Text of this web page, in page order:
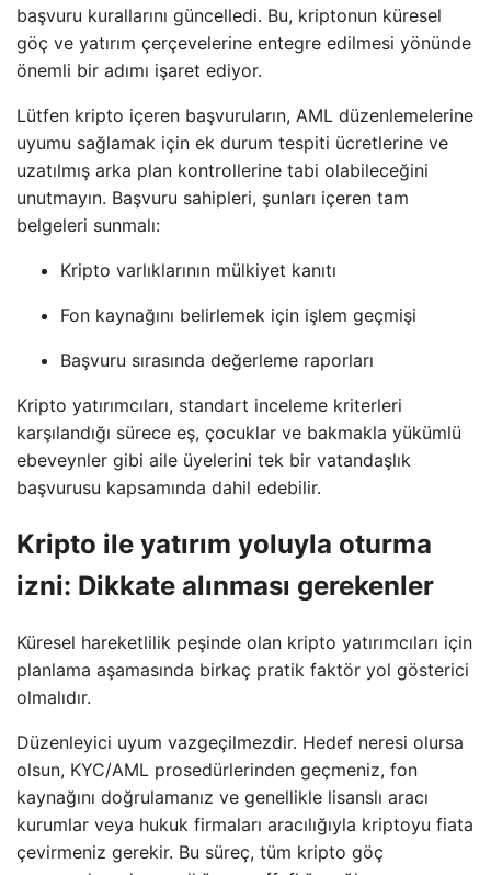
başvuru kurallarını güncelledi. Bu, kriptonun küresel
göç ve yatırım çerçevelerine entegre edilmesi yönünde
önemli bir adımı işaret ediyor.
Lütfen kripto içeren başvuruların, AML düzenlemelerine
uyumu sağlamak için ek durum tespiti ücretlerine ve
uzatılmış arka plan kontrollerine tabi olabileceğini
unutmayın. Başvuru sahipleri, şunları içeren tam
belgeleri sunmalı:
Kripto varlıklarının mülkiyet kanıtı
Fon kaynağını belirlemek için işlem geçmişi
Başvuru sırasında değerleme raporları
Kripto yatırımcıları, standart inceleme kriterleri
karşılandığı sürece eş, çocuklar ve bakmakla yükümlü
ebeveynler gibi aile üyelerini tek bir vatandaşlık
başvurusu kapsamında dahil edebilir.
Kripto ile yatırım yoluyla oturma
izni: Dikkate alınması gerekenler
Küresel hareketlilik peşinde olan kripto yatırımcıları için
planlama aşamasında birkaç pratik faktör yol gösterici
olmalıdır.
Düzenleyici uyum vazgeçilmezdir. Hedef neresi olursa
olsun, KYC/AML prosedürlerinden geçmeniz, fon
kaynağını doğrulamanız ve genellikle lisanslı aracı
kurumlar veya hukuk firmaları aracılığıyla kriptoyu fiata
çevirmeniz gerekir. Bu süreç, tüm kripto göç